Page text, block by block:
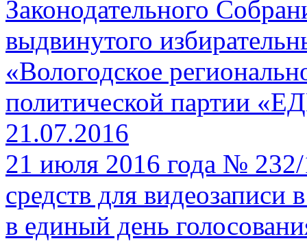
Законодательного
выдвинутого
«Вологодское
политической партии
21.07.2016
21 июля 2016 года №
средств для видеозаписи
в единый день